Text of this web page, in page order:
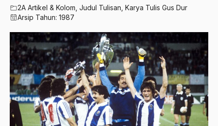
2A Artikel & Kolom Judul Tulisan Karya Tulis Gus Dur
Arsip Tahun: 1987
710 – Ilmu Pendidikan
900 – Rumpun Ilmu Lainnya
2021
2020
2019
2018
2017
2016
2015
A. Yani
A.A. Navis
A.H Nasution
A.S
Aal Usul Teroris
Abad 21